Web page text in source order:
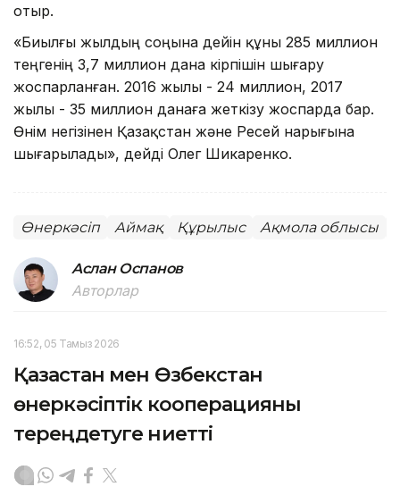
отыр.
«Биылғы жылдың соңына дейін құны 285 миллион
теңгенің 3,7 миллион дана кірпішін шығару
жоспарланған. 2016 жылы - 24 миллион, 2017
жылы - 35 миллион данаға жеткізу жоспарда бар.
Өнім негізінен Қазақстан және Ресей нарығына
шығарылады», дейді Олег Шикаренко.
Өнеркәсіп Аймақ Құрылыс Ақмола облысы
Аслан Оспанов
Авторлар
16:52, 05 Тамыз 2026
Қазақстан мен Өзбекстан
өнеркәсіптік кооперацияны
тереңдетуге ниетті